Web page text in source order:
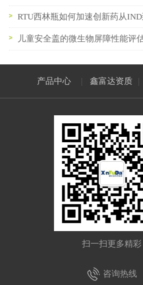
RTU西林瓶如何加速创新药从
节奏
儿童安全盖的微生物屏障性能评
产品中心 | 鑫富达资质 |
扫一扫更多精彩
咨询热线